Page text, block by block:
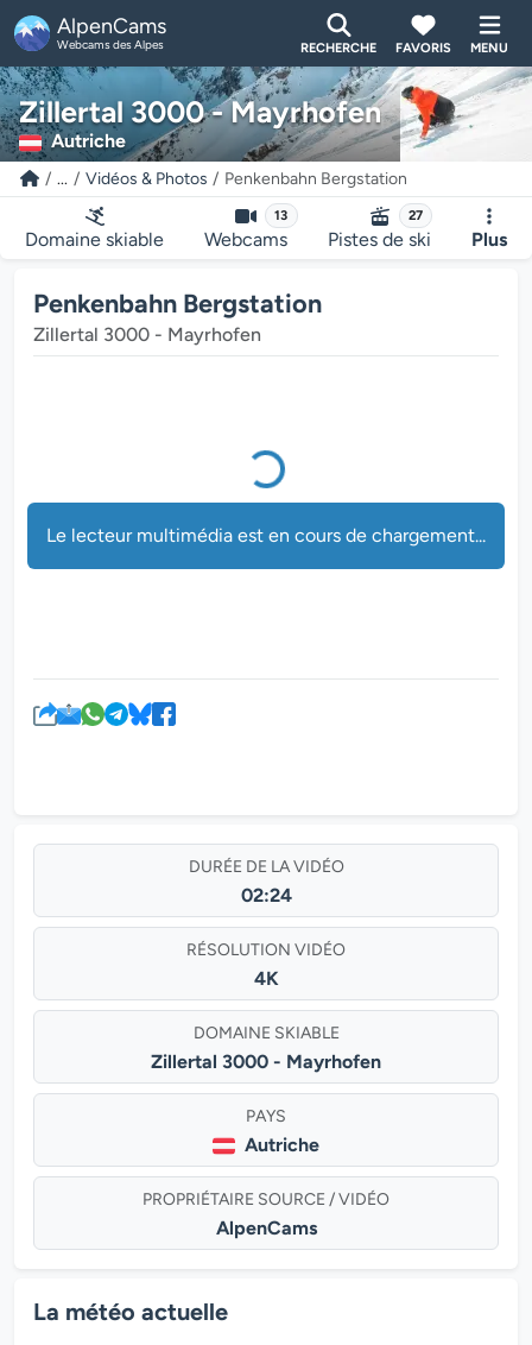
AlpenCams
Webcams des Alpes RECHERCHE FAVORIS MENU
Zillertal 3000 - Mayrhofen
Autriche
... Vidéos & Photos Penkenbahn Bergstation
Domaine skiable
13
Webcams
27
Pistes de ski Plus
Penkenbahn Bergstation
Zillertal 3000 - MayrhofenLe lecteur multimédia est en cours de chargement...
Le lecteur multimédia est en cours de chargement...
DURÉE DE LA VIDÉO
02:24
RÉSOLUTION VIDÉO
4K
DOMAINE SKIABLE
Zillertal 3000 - Mayrhofen
PAYS
Autriche
PROPRIÉTAIRE SOURCE / VIDÉO
AlpenCams
La météo actuelle